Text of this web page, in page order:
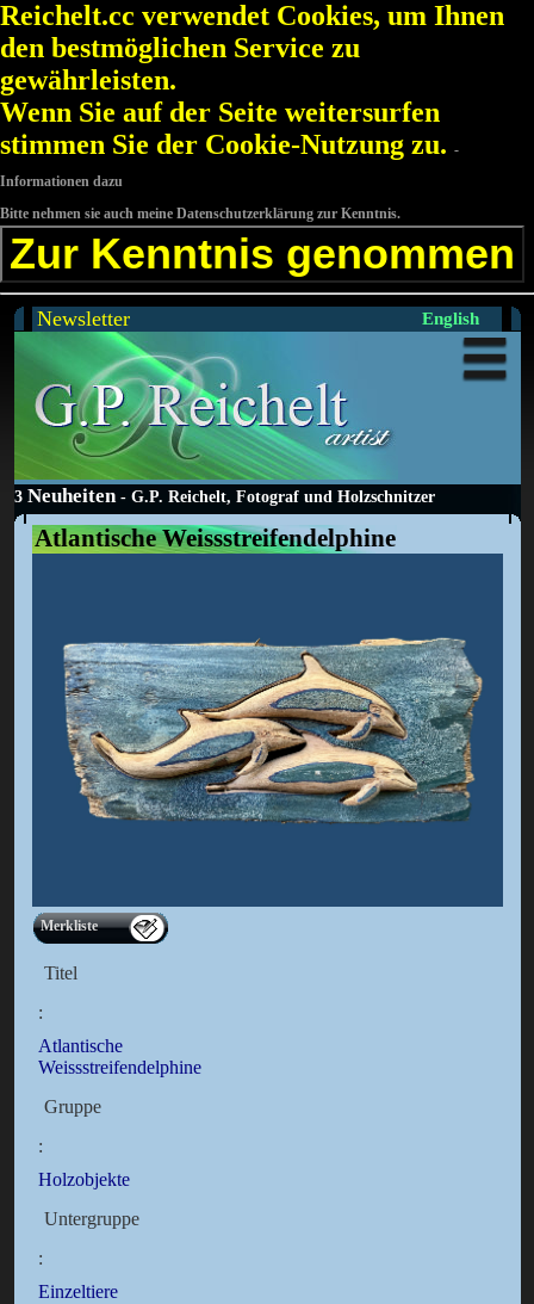
Reichelt.cc verwendet Cookies, um Ihnen
den bestmöglichen Service zu
gewährleisten.
Wenn Sie auf der Seite weitersurfen
stimmen Sie der Cookie-Nutzung zu. -
Informationen dazu
Bitte nehmen sie auch meine Datenschutzerklärung zur Kenntnis.
Zur Kenntnis genommen
Newsletter English
3 Neuheiten- G.P. Reichelt, Fotograf und Holzschnitzer
Atlantische Weissstreifendelphine
Merkliste
Titel
:
Atlantische
Weissstreifendelphine
Gruppe
:
Holzobjekte
Untergruppe
:
Einzeltiere